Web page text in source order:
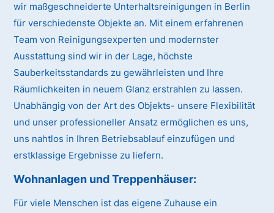
wir maßgeschneiderte Unterhaltsreinigungen in Berlin
für verschiedenste Objekte an. Mit einem erfahrenen
Team von Reinigungsexperten und modernster
Ausstattung sind wir in der Lage, höchste
Sauberkeitsstandards zu gewährleisten und Ihre
Räumlichkeiten in neuem Glanz erstrahlen zu lassen.
Unabhängig von der Art des Objekts- unsere Flexibilität
und unser professioneller Ansatz ermöglichen es uns,
uns nahtlos in Ihren Betriebsablauf einzufügen und
erstklassige Ergebnisse zu liefern.
Wohnanlagen und Treppenhäuser:
Für viele Menschen ist das eigene Zuhause ein